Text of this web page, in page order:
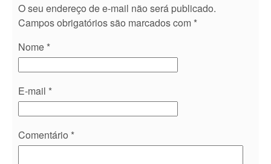
O seu endereço de e-mail não será publicado.
Campos obrigatórios são marcados com *
Nome *
E-mail *
Comentário *